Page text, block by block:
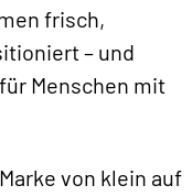
frisch,
– und
Menschen mit
von klein auf